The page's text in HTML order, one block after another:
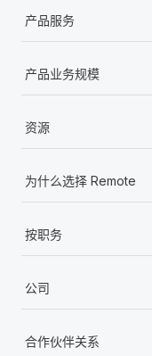
产品服务
产品业务规模
资源
为什么选择 Remote
按职务
公司
合作伙伴关系